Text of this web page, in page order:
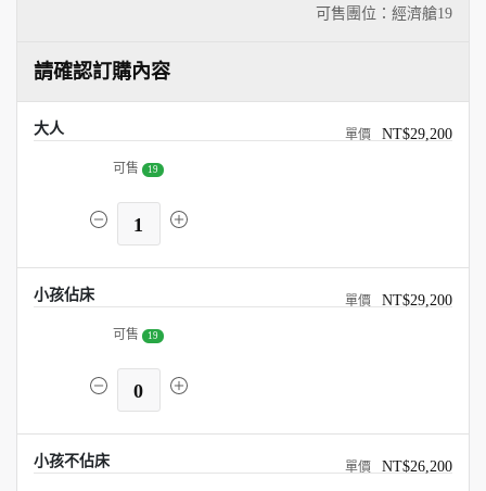
可售團位：經濟艙19
請確認訂購內容
大人 NT$29,200
可售 19
1
小孩佔床 NT$29,200
可售 19
0
小孩不佔床 NT$26,200